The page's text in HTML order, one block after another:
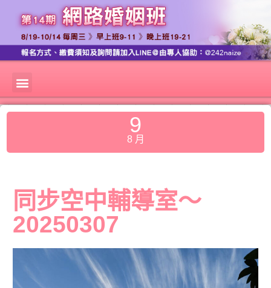
9
8 月
同步空中輔導室～
20250307